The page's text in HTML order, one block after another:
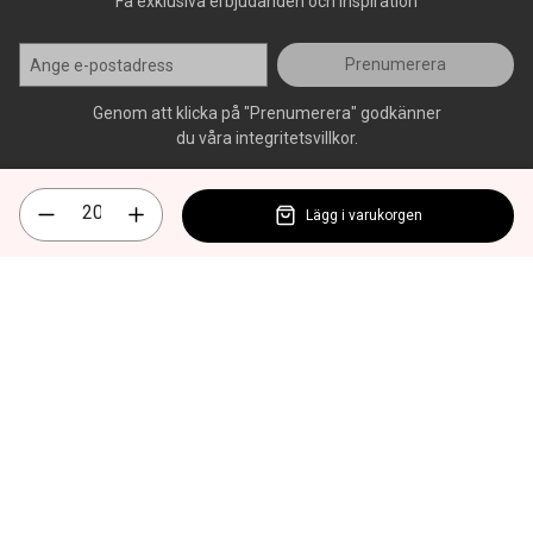
Prenumerera
Genom att klicka på "Prenumerera" godkänner
du våra integritetsvillkor.
Lägg i varukorgen